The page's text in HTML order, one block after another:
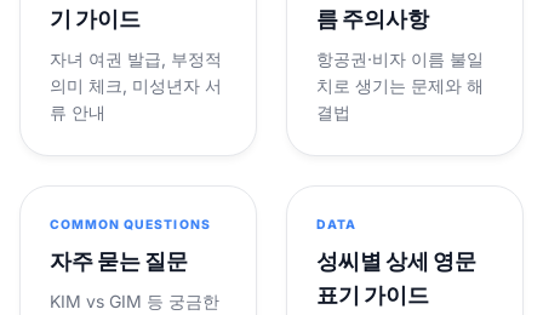
기 가이드
자녀 여권 발급, 부정적
의미 체크, 미성년자 서
류 안내
름 주의사항
항공권·비자 이름 불일
치로 생기는 문제와 해
결법
COMMON QUESTIONS
자주 묻는 질문
KIM vs GIM 등 궁금한
DATA
성씨별 상세 영문
표기 가이드